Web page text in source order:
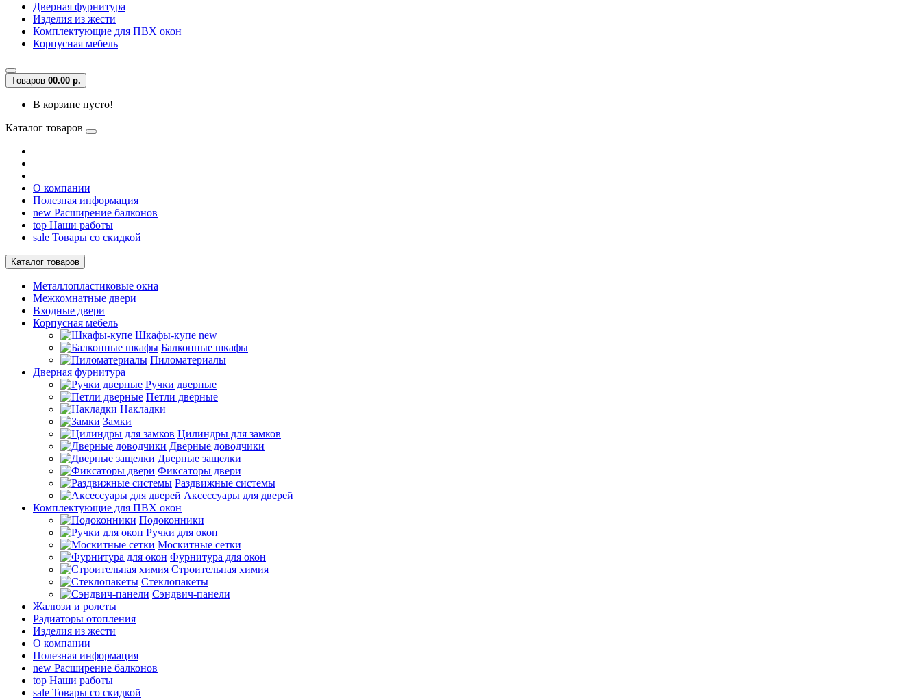
Дверная фурнитура
Изделия из жести
Комплектующие для ПВХ окон
Корпусная мебель
Tоваров 00.00 р.
В корзине пусто!
Каталог товаров
О компании
Полезная информация
new Расширение балконов
top Наши работы
sale Товары со скидкой
Каталог товаров
Металлопластиковые окна
Межкомнатные двери
Входные двери
Корпусная мебель
Шкафы-купе new
Балконные шкафы
Пиломатериалы
Дверная фурнитура
Ручки дверные
Петли дверные
Накладки
Замки
Цилиндры для замков
Дверные доводчики
Дверные защелки
Фиксаторы двери
Раздвижные системы
Аксессуары для дверей
Комплектующие для ПВХ окон
Подоконники
Ручки для окон
Москитные сетки
Фурнитура для окон
Строительная химия
Стеклопакеты
Сэндвич-панели
Жалюзи и ролеты
Радиаторы отопления
Изделия из жести
О компании
Полезная информация
new Расширение балконов
top Наши работы
sale Товары со скидкой